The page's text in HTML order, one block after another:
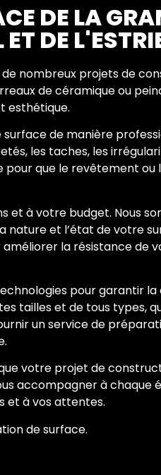
DE LA
DE
nombreux projets de
de céramique ou
esthétique.
de manière
les taches, les
pour que le revêtement ou
et à votre budget. Nous
nature et l’état de votre
la résistance de
pour garantir la
tailles et de tous types,
un service de
votre projet de
accompagner à chaque
et à vos attentes.
de surface.